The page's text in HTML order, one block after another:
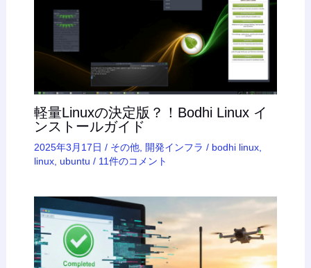
軽量Linuxの決定版？！Bodhi Linux イ
ンストールガイド
2025年3月17日 / その他, 開発インフラ / bodhi linux,
linux, ubuntu / 11件のコメント